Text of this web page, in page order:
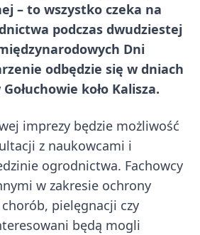
– to wszystko czeka na
podczas dwudziestej
Dni
odbędzie się w dniach
koło Kalisza.
imprezy będzie możliwość
z naukowcami i
ogrodnictwa. Fachowcy
w zakresie ochrony
pielęgnacji czy
będą mogli